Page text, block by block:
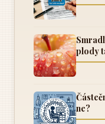
plody
ne?